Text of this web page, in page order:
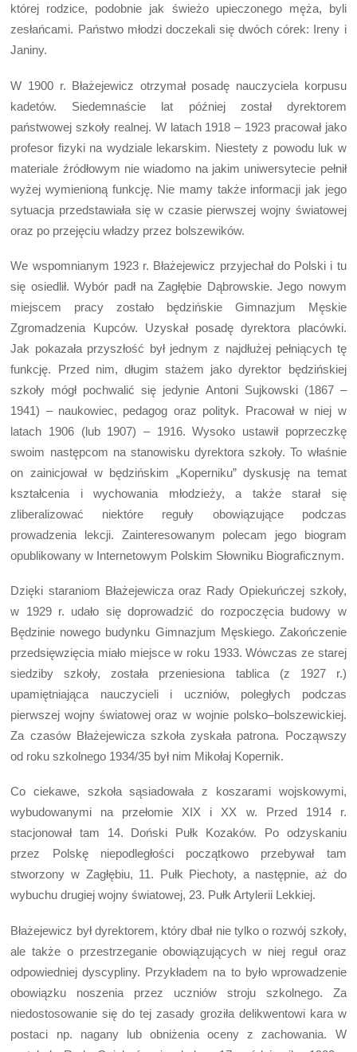
której rodzice, podobnie jak świeżo upieczonego męża, byli
zesłańcami. Państwo młodzi doczekali się dwóch córek: Ireny i
Janiny.
W 1900 r. Błażejewicz otrzymał posadę nauczyciela korpusu
kadetów. Siedemnaście lat później został dyrektorem
państwowej szkoły realnej. W latach 1918 – 1923 pracował jako
profesor fizyki na wydziale lekarskim. Niestety z powodu luk w
materiale źródłowym nie wiadomo na jakim uniwersytecie pełnił
wyżej wymienioną funkcję. Nie mamy także informacji jak jego
sytuacja przedstawiała się w czasie pierwszej wojny światowej
oraz po przejęciu władzy przez bolszewików.
We wspomnianym 1923 r. Błażejewicz przyjechał do Polski i tu
się osiedlił. Wybór padł na Zagłębie Dąbrowskie. Jego nowym
miejscem pracy zostało będzińskie Gimnazjum Męskie
Zgromadzenia Kupców. Uzyskał posadę dyrektora placówki.
Jak pokazała przyszłość był jednym z najdłużej pełniących tę
funkcję. Przed nim, długim stażem jako dyrektor będzińskiej
szkoły mógł pochwalić się jedynie Antoni Sujkowski (1867 –
1941) – naukowiec, pedagog oraz polityk. Pracował w niej w
latach 1906 (lub 1907) – 1916. Wysoko ustawił poprzeczkę
swoim następcom na stanowisku dyrektora szkoły. To właśnie
on zainicjował w będzińskim „Koperniku” dyskusję na temat
kształcenia i wychowania młodzieży, a także starał się
zliberalizować niektóre reguły obowiązujące podczas
prowadzenia lekcji. Zainteresowanym polecam jego biogram
opublikowany w Internetowym Polskim Słowniku Biograficznym.
Dzięki staraniom Błażejewicza oraz Rady Opiekuńczej szkoły,
w 1929 r. udało się doprowadzić do rozpoczęcia budowy w
Będzinie nowego budynku Gimnazjum Męskiego. Zakończenie
przedsięwzięcia miało miejsce w roku 1933. Wówczas ze starej
siedziby szkoły, została przeniesiona tablica (z 1927 r.)
upamiętniająca nauczycieli i uczniów, poległych podczas
pierwszej wojny światowej oraz w wojnie polsko–bolszewickiej.
Za czasów Błażejewicza szkoła zyskała patrona. Począwszy
od roku szkolnego 1934/35 był nim Mikołaj Kopernik.
Co ciekawe, szkoła sąsiadowała z koszarami wojskowymi,
wybudowanymi na przełomie XIX i XX w. Przed 1914 r.
stacjonował tam 14. Doński Pułk Kozaków. Po odzyskaniu
przez Polskę niepodległości początkowo przebywał tam
stworzony w Zagłębiu, 11. Pułk Piechoty, a następnie, aż do
wybuchu drugiej wojny światowej, 23. Pułk Artylerii Lekkiej.
Błażejewicz był dyrektorem, który dbał nie tylko o rozwój szkoły,
ale także o przestrzeganie obowiązujących w niej reguł oraz
odpowiedniej dyscypliny. Przykładem na to było wprowadzenie
obowiązku noszenia przez uczniów stroju szkolnego. Za
niedostosowanie się do tej zasady groziła delikwentowi kara w
postaci np. nagany lub obniżenia oceny z zachowania. W